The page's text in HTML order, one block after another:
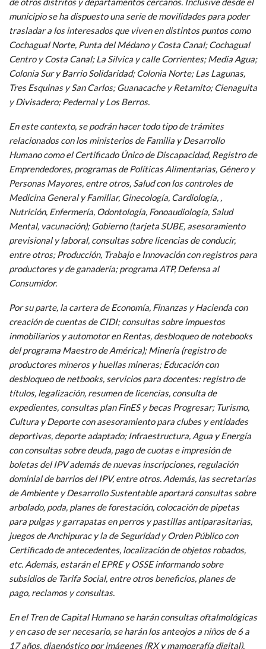
municipio se ha dispuesto una serie de movilidades para poder
trasladar a los interesados que viven en distintos puntos como
Cochagual Norte, Punta del Médano y Costa Canal; Cochagual
Centro y Costa Canal; La Silvica y calle Corrientes; Media Agua;
Colonia Sur y Barrio Solidaridad; Colonia Norte; Las Lagunas,
Tres Esquinas y San Carlos; Guanacache y Retamito; Cienaguita
y Divisadero; Pedernal y Los Berros.
En este contexto, se podrán hacer todo tipo de trámites
relacionados con los ministerios de Familia y Desarrollo
Humano como el Certificado Único de Discapacidad, Registro de
Emprendedores, programas de Políticas Alimentarias, Género y
Personas Mayores, entre otros, Salud con los controles de
Medicina General y Familiar, Ginecología, Cardiología, ,
Nutrición, Enfermería, Odontología, Fonoaudiología, Salud
Mental, vacunación); Gobierno (tarjeta SUBE, asesoramiento
previsional y laboral, consultas sobre licencias de conducir,
entre otros; Producción, Trabajo e Innovación con registros para
productores y de ganadería; programa ATP, Defensa al
Consumidor.
Por su parte, la cartera de Economía, Finanzas y Hacienda con
creación de cuentas de CIDI; consultas sobre impuestos
inmobiliarios y automotor en Rentas, desbloqueo de notebooks
del programa Maestro de América); Minería (registro de
productores mineros y huellas mineras; Educación con
desbloqueo de netbooks, servicios para docentes: registro de
títulos, legalización, resumen de licencias, consulta de
expedientes, consultas plan FinES y becas Progresar; Turismo,
Cultura y Deporte con asesoramiento para clubes y entidades
deportivas, deporte adaptado; Infraestructura, Agua y Energía
con consultas sobre deuda, pago de cuotas e impresión de
boletas del IPV además de nuevas inscripciones, regulación
dominial de barrios del IPV, entre otros. Además, las secretarías
de Ambiente y Desarrollo Sustentable aportará consultas sobre
arbolado, poda, planes de forestación, colocación de pipetas
para pulgas y garrapatas en perros y pastillas antiparasitarias,
juegos de Anchipurac y la de Seguridad y Orden Público con
Certificado de antecedentes, localización de objetos robados,
etc. Además, estarán el EPRE y OSSE informando sobre
subsidios de Tarifa Social, entre otros beneficios, planes de
pago, reclamos y consultas.
En el Tren de Capital Humano se harán consultas oftalmológicas
y en caso de ser necesario, se harán los anteojos a niños de 6 a
17 años, diagnóstico por imágenes (RX y mamografía digital),